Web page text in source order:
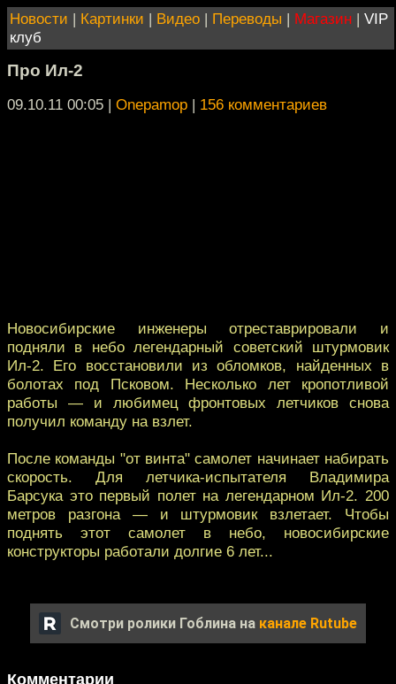
Новости | Картинки | Видео | Переводы | Магазин | VIP
клуб
Про Ил-2
09.10.11 00:05 | Onepamop | 156 комментариев
Новосибирские инженеры отреставрировали и
подняли в небо легендарный советский штурмовик
Ил-2. Его восстановили из обломков, найденных в
болотах под Псковом. Несколько лет кропотливой
работы — и любимец фронтовых летчиков снова
получил команду на взлет.
После команды "от винта" самолет начинает набирать
скорость. Для летчика-испытателя Владимира
Барсука это первый полет на легендарном Ил-2. 200
метров разгона — и штурмовик взлетает. Чтобы
поднять этот самолет в небо, новосибирские
конструкторы работали долгие 6 лет...
Смотри ролики Гоблина на канале Rutube
Комментарии